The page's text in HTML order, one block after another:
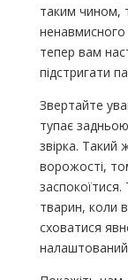
таким чином,
тепер вам
підстригати
Звертайте
тупає
звірка. Такий
ворожості,
тварин, коли
сховатися
налаштований